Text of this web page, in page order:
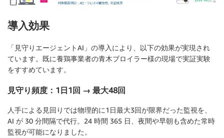
導入効果
「見守りエージェントAI」の導入により、以下の効果が実現され
ています。既に養鶏事業者の青木ブロイラー様の現場で実証実験
をすすめています。
見守り頻度：1日1回 → 最大48回
人手による見回りでは物理的に1日最大3回が限界だった監視を、
AI が 30 分間隔で代行。24 時間 365 日、夜間や早朝も含めた常時
監視が可能になりました。